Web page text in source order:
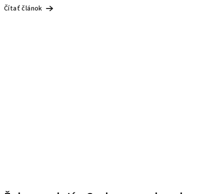
Čítať článok